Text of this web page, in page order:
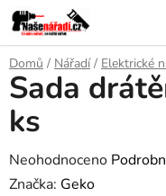
Přejít
na
obsah
Domů / Nářadí / Elektrické
Sada
ks
Průměrné
hodnocení
Neohodnoceno
Značka: Geko